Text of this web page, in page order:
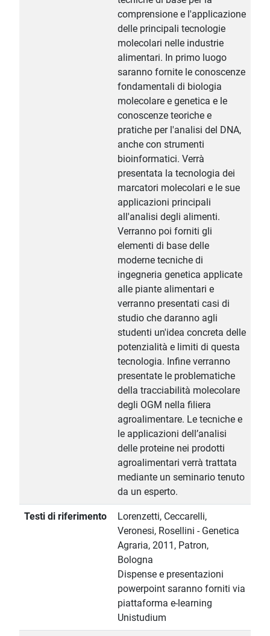
comprensione e l'applicazione
delle principali tecnologie
molecolari nelle industrie
alimentari. In primo luogo
saranno fornite le conoscenze
fondamentali di biologia
molecolare e genetica e le
conoscenze teoriche e
pratiche per l'analisi del DNA,
anche con strumenti
bioinformatici. Verrà
presentata la tecnologia dei
marcatori molecolari e le sue
applicazioni principali
all'analisi degli alimenti.
Verranno poi forniti gli
elementi di base delle
moderne tecniche di
ingegneria genetica applicate
alle piante alimentari e
verranno presentati casi di
studio che daranno agli
studenti un'idea concreta delle
potenzialità e limiti di questa
tecnologia. Infine verranno
presentate le problematiche
della tracciabilità molecolare
degli OGM nella filiera
agroalimentare. Le tecniche e
le applicazioni dell’analisi
delle proteine nei prodotti
agroalimentari verrà trattata
mediante un seminario tenuto
da un esperto.
Testi di riferimento
Lorenzetti, Ceccarelli,
Veronesi, Rosellini - Genetica
Agraria, 2011, Patron,
Bologna
Dispense e presentazioni
powerpoint saranno forniti via
piattaforma e-learning
Unistudium